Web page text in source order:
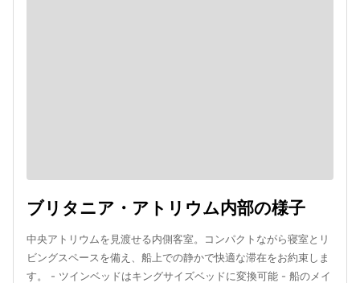
ブリタニア・アトリウム内部の様子
中央アトリウムを見渡せる内側客室。コンパクトながら寝室とリ
ビングスペースを備え、船上での静かで快適な滞在をお約束しま
す。 - ツインベッドはキングサイズベッドに変換可能 - 船のメイ